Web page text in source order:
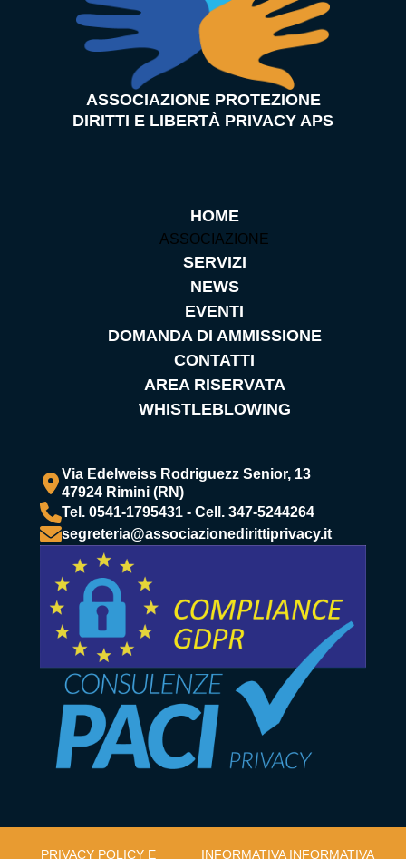
ASSOCIAZIONE PROTEZIONE
DIRITTI E LIBERTÀ PRIVACY APS
HOME
ASSOCIAZIONE
SERVIZI
NEWS
EVENTI
DOMANDA DI AMMISSIONE
CONTATTI
AREA RISERVATA
WHISTLEBLOWING
Via Edelweiss Rodriguezz Senior, 13
47924 Rimini (RN)
Tel. 0541-1795431 - Cell. 347-5244264
segreteria@associazionedirittiprivacy.it
PRIVACY POLICY E INFORMATIVA INFORMATIVA